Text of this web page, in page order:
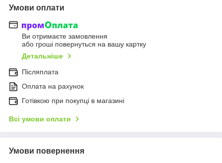
Умови оплати
Ви отримаєте замовлення
або гроші повернуться на вашу картку
Детальніше
Післяплата
Оплата на рахунок
Готівкою при покупці в магазині
Всі умови оплати
Умови повернення